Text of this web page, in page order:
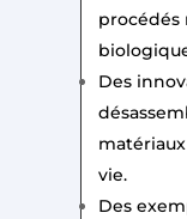
procédés
Des
vie.
Des